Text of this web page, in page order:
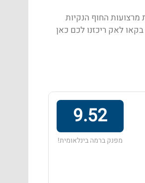
מרצועות החוף הנקיות
לאק ריכזנו לכם כאן
9.52
מפנק ברמה בינלאומית!